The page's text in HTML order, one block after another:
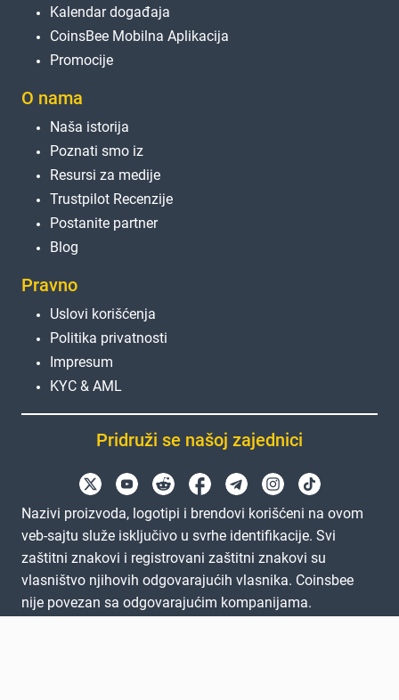
Kalendar događaja
CoinsBee Mobilna Aplikacija
Promocije
O nama
Naša istorija
Poznati smo iz
Resursi za medije
Trustpilot Recenzije
Postanite partner
Blog
Pravno
Uslovi korišćenja
Politika privatnosti
Impresum
KYC & AML
Pridruži se našoj zajednici
Nazivi proizvoda, logotipi i brendovi korišćeni na ovom
veb-sajtu služe isključivo u svrhe identifikacije. Svi
zaštitni znakovi i registrovani zaštitni znakovi su
vlasništvo njihovih odgovarajućih vlasnika. Coinsbee
nije povezan sa odgovarajućim kompanijama.